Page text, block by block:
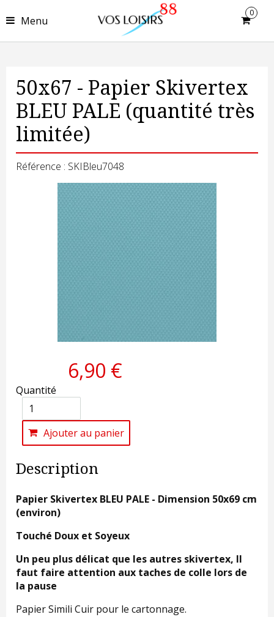
Menu
0
50x67 - Papier Skivertex
BLEU PALE (quantité très
limitée)
Référence : SKIBleu7048
6,90 €
Quantité
Ajouter au panier
Description
Papier Skivertex BLEU PALE - Dimension 50x69 cm
(environ)
Touché Doux et Soyeux
Un peu plus délicat que les autres skivertex, Il
faut faire attention aux taches de colle lors de
la pause
Papier Simili Cuir pour le cartonnage.